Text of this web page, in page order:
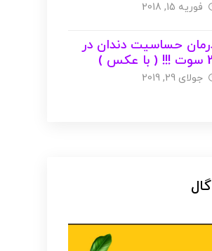
فوریه 15, 2018
حساسیت دندان در
عکس )
جولای 29, 2019